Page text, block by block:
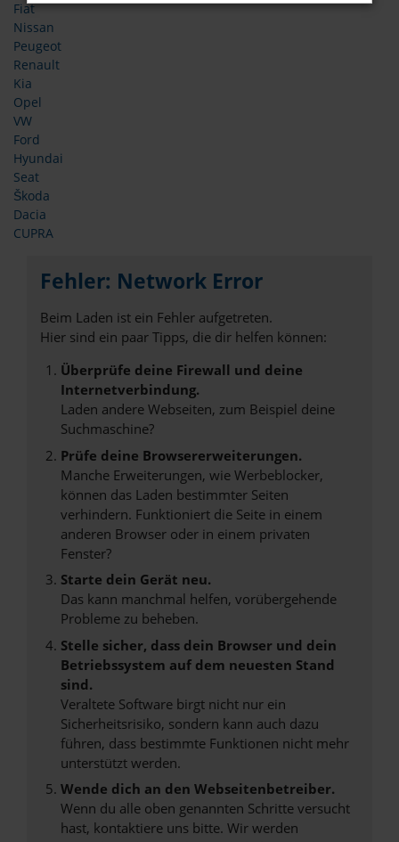
Fiat
Nissan
Peugeot
Renault
Kia
Opel
VW
Ford
Hyundai
Seat
Škoda
Dacia
CUPRA
Fehler: Network Error
Beim Laden ist ein Fehler aufgetreten.
Hier sind ein paar Tipps, die dir helfen können:
Überprüfe deine Firewall und deine
Internetverbindung.
Laden andere Webseiten, zum Beispiel deine
Suchmaschine?
Prüfe deine Browsererweiterungen.
Manche Erweiterungen, wie Werbeblocker,
können das Laden bestimmter Seiten
verhindern. Funktioniert die Seite in einem
anderen Browser oder in einem privaten
Fenster?
Starte dein Gerät neu.
Das kann manchmal helfen, vorübergehende
Probleme zu beheben.
Stelle sicher, dass dein Browser und dein
Betriebssystem auf dem neuesten Stand
sind.
Veraltete Software birgt nicht nur ein
Sicherheitsrisiko, sondern kann auch dazu
führen, dass bestimmte Funktionen nicht mehr
unterstützt werden.
Wende dich an den Webseitenbetreiber.
Wenn du alle oben genannten Schritte versucht
hast, kontaktiere uns bitte. Wir werden